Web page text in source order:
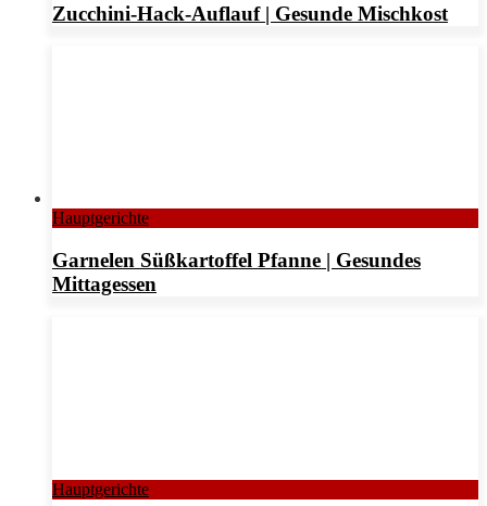
Zucchini-Hack-Auflauf | Gesunde Mischkost
Hauptgerichte
Garnelen Süßkartoffel Pfanne | Gesundes
Mittagessen
Hauptgerichte